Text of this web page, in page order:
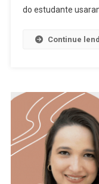
do estudante
Continue